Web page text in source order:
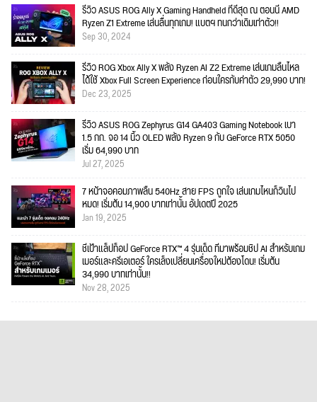
รีวิว ASUS ROG Ally X Gaming Handheld ที่ดีสุด ณ ตอนนี้ AMD
Ryzen Z1 Extreme เล่นลื่นทุกเกม! แบตฯ ทนกว่าเดิมเท่าตัว!!
Sep 30, 2024
รีวิว ROG Xbox Ally X พลัง Ryzen AI Z2 Extreme เล่นเกมลื่นไหล
ได้ใช้ Xbox Full Screen Experience ก่อนใครกับค่าตัว 29,990 บาท!
Dec 23, 2025
รีวิว ASUS ROG Zephyrus G14 GA403 Gaming Notebook เบา
1.5 กก. จอ 14 นิ้ว OLED พลัง Ryzen 9 กับ GeForce RTX 5050
เริ่ม 64,990 บาท
Jul 27, 2025
7 หน้าจอคอมภาพลื่น 540Hz สาย FPS ถูกใจ เล่นเกมไหนก็วินไป
หมด! เริ่มต้น 14,900 บาทเท่านั้น อัปเดตปี 2025
Jan 19, 2025
ชี้เป้าแล็ปท็อป GeForce RTX™ 4 รุ่นเด็ด ที่มาพร้อมชิป AI สำหรับเกม
เมอร์และครีเอเตอร์ ใครเล็งเปลี่ยนเครื่องใหม่ต้องโดน! เริ่มต้น
34,990 บาทเท่านั้น!!
Nov 28, 2025